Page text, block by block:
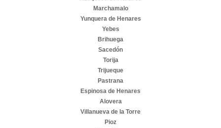
Marchamalo
Yunquera de Henares
Yebes
Brihuega
Sacedón
Torija
Trijueque
Pastrana
Espinosa de Henares
Alovera
Villanueva de la Torre
Pioz